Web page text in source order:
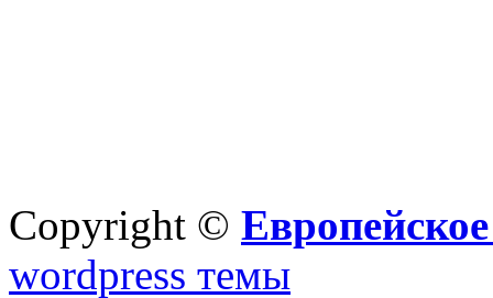
Copyright ©
wordpress темы